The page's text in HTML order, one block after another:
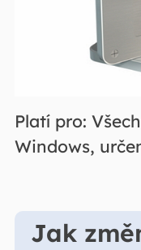
Platí pro:
Windows,
Jak